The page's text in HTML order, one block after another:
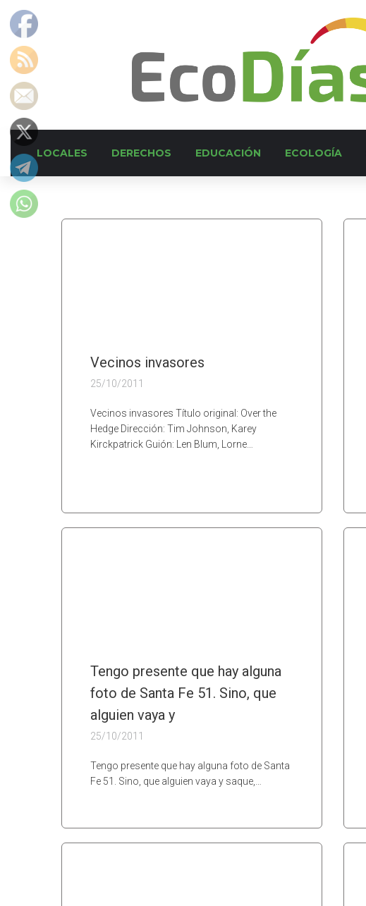
LOCALES DERECHOS EDUCACIÓN ECOLOGÍA
Vecinos invasores
25/10/2011
Vecinos invasores Título original: Over the
Hedge Dirección: Tim Johnson, Karey
Kirckpatrick Guión: Len Blum, Lorne…
Tengo presente que hay alguna
foto de Santa Fe 51. Sino, que
alguien vaya y
25/10/2011
Tengo presente que hay alguna foto de Santa
Fe 51. Sino, que alguien vaya y saque,…